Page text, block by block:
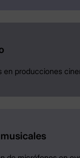
en producciones